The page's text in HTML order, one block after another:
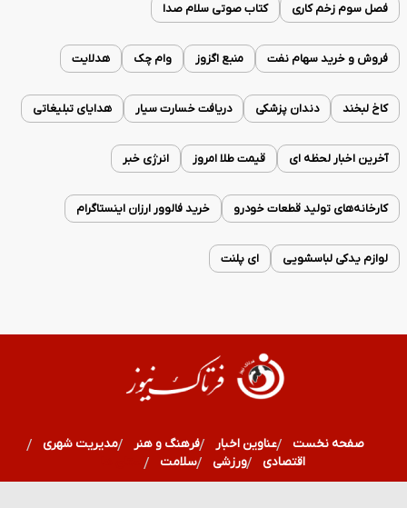
فصل سوم زخم کاری کتاب صوتی سلام صدا
فروش و خرید سهام نفت منبع اگزوز وام چک هدلایت
کاخ لبخند دندان پزشکی دریافت خسارت سیار هدایای تبلیغاتی
آخرین اخبار لحظه ای قیمت طلا امروز انرژی خبر
کارخانه‌های تولید قطعات خودرو خرید فالوور ارزان اینستاگرام
لوازم یدکی لباسشویی ای پلنت
صفحه نخست عناوین اخبار فرهنگ و هنر
مدیریت شهری
اقتصادی
ورزشی سلامت استان ها